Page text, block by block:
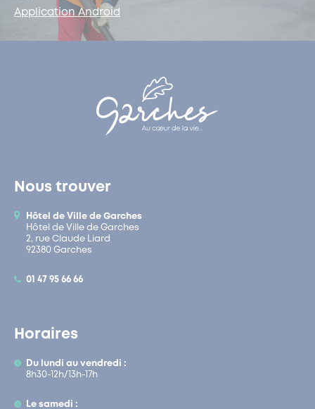
Application Android
Nous trouver
Hôtel de Ville de Garches
Hôtel de Ville de Garches
2, rue Claude Liard
92380 Garches
01 47 95 66 66
Horaires
Du lundi au vendredi :
8h30-12h/13h-17h
Le samedi :